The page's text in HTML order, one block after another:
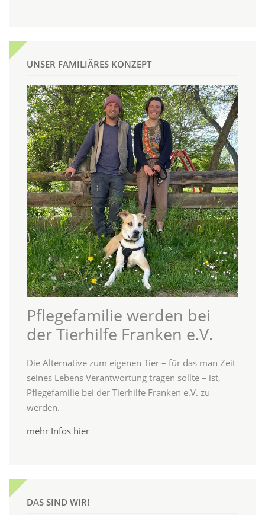
UNSER FAMILIÄRES KONZEPT
Pflegefamilie werden bei
der Tierhilfe Franken e.V.
Die Alternative zum eigenen Tier – für das man Zeit
seines Lebens Verantwortung tragen sollte – ist,
Pflegefamilie bei der Tierhilfe Franken e.V. zu
werden.
mehr Infos hier
DAS SIND WIR!